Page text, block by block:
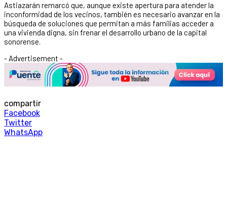
Astiazarán remarcó que, aunque existe apertura para atender la
inconformidad de los vecinos, también es necesario avanzar en la
búsqueda de soluciones que permitan a más familias acceder a
una vivienda digna, sin frenar el desarrollo urbano de la capital
sonorense.
- Advertisement -
compartir
Facebook
Twitter
WhatsApp